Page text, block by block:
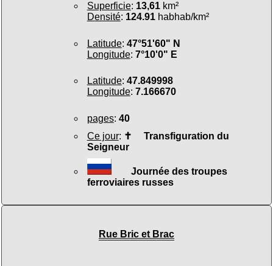
Superficie: 13,61km²
Densité: 124.91habhab/km²
Latitude: 47°51'60" N
Longitude: 7°10'0" E
Latitude: 47.849998
Longitude: 7.166670
pages: 40
Ce jour: ✝ Transfiguration du
Seigneur
Journée des troupes
ferroviaires russes
Rue Bric et Brac